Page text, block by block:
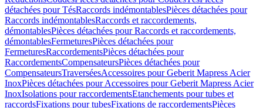
détachées pour TésRaccords indémontablesPièces détachées pour
Raccords indémontablesRaccords et raccordements,
démontablesPièces détachées pour Raccords et raccordements,
démontablesFermeturesPièces détachées pour
FermeturesRaccordementsPièces détachées pour
RaccordementsCompensateursPièces détachées pour
CompensateursTraverséesAccessoires pour Geberit Mapress Acier
InoxPièces détachées pour Accessoires pour Geberit Mapress Acier
InoxIsolations pour raccordementsEtanchements pour tubes et
raccordsFixations pour tubesFixations de raccordementsPièces